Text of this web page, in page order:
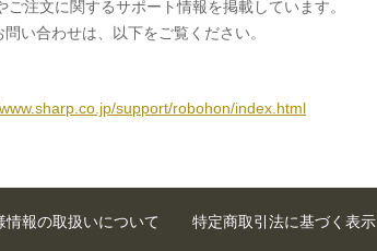
注文に関するサポート情報を掲載しています。
い合わせは、以下をご覧ください。
support/robohon/index.html
情報の取扱いについて 特定商取引法に基づく表示